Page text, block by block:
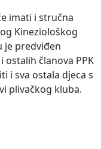
imati i stručna
Kineziološkog
je predviđen
članova PPK
i sva ostala djeca s
plivačkog kluba.